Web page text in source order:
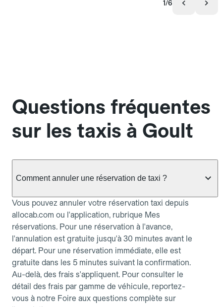
1/6
Questions fréquentes
sur les taxis à Goult
Comment annuler une réservation de taxi ?
Vous pouvez annuler votre réservation taxi depuis
allocab.com ou l'application, rubrique Mes
réservations. Pour une réservation à l'avance,
l'annulation est gratuite jusqu'à 30 minutes avant le
départ. Pour une réservation immédiate, elle est
gratuite dans les 5 minutes suivant la confirmation.
Au-delà, des frais s'appliquent. Pour consulter le
détail des frais par gamme de véhicule, reportez-
vous à notre Foire aux questions complète sur